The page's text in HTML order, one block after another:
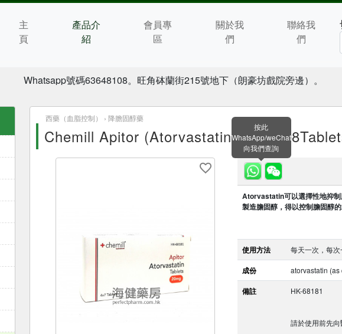
主
頁
產品介
紹
會員專
區
關於我
們
聯絡我
們
Whatsapp號碼63648108。旺角砵蘭街215號地下（朗豪坊戲院旁邊）。
西藥（血脂控制） › 降膽固醇藥
Chemill Apitor (Atorvastatin) 20mg
按此
WhatsApp/weChat
向我們查詢
Atorvastatin可以選擇性地抑
製造膽固醇，得以控制膽固醇
使用方法 每天一次，每次
成份 atorvastatin
備註 HK-68181
請於使用前先向